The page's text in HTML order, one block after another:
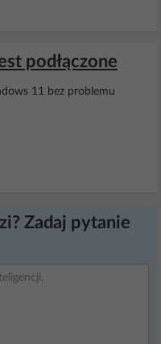
podłączone
11 bez problemu
Zadaj pytanie